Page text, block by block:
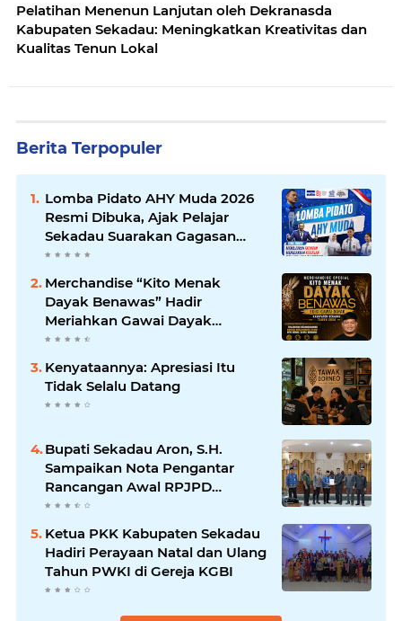
Pelatihan Menenun Lanjutan oleh Dekranasda
Kabupaten Sekadau: Meningkatkan Kreativitas dan
Kualitas Tenun Lokal
Berita Terpopuler
Lomba Pidato AHY Muda 2026
Resmi Dibuka, Ajak Pelajar
Sekadau Suarakan Gagasan
untuk Masa Depan Bangsa
Merchandise “Kito Menak
Dayak Benawas” Hadir
Meriahkan Gawai Dayak
Kabupaten Sekadau 2026
Kenyataannya: Apresiasi Itu
Tidak Selalu Datang
Bupati Sekadau Aron, S.H.
Sampaikan Nota Pengantar
Rancangan Awal RPJPD
Kabupaten Sekadau 2025-2045
Ketua PKK Kabupaten Sekadau
Hadiri Perayaan Natal dan Ulang
Tahun PWKI di Gereja KGBI